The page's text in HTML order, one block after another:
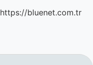
https://bluenet.com.tr